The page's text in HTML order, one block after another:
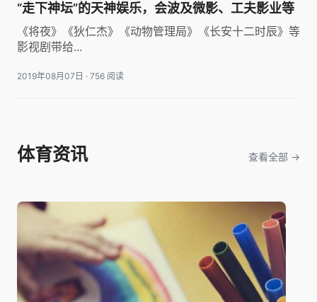
“走下神坛”的天神娱乐，会波及微影、工夫影业等
明星公司吗？
《将夜》《狄仁杰》《动物管理局》《长安十二时辰》等
影视剧带给...
2019年08月07日 · 756 阅读
体育资讯 查看全部 →